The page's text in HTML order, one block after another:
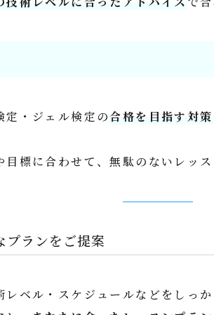
定・ジェル検定の合格を目指す対
標に合わせて、無駄のないレッ
プランをご提案
ベル・スケジュールなどをしっか